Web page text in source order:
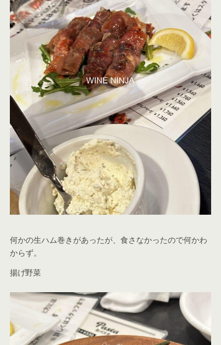
何かの生ハム巻きがあったが、食さなかったので何かわ
からず。
揚げ野菜